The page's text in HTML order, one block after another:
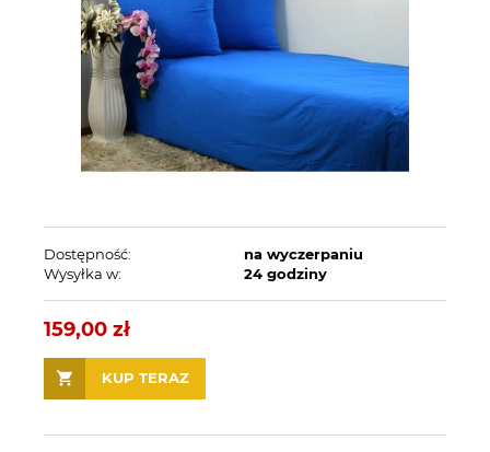
Dostępność:
na wyczerpaniu
Wysyłka w:
24 godziny
159,00 zł
KUP TERAZ